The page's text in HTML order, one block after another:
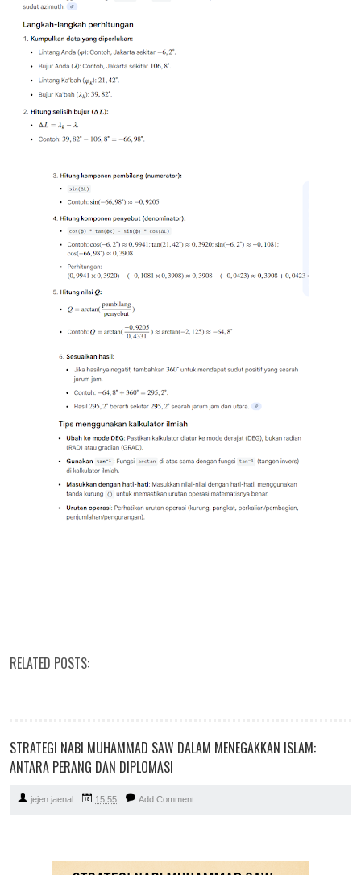
RELATED POSTS:
STRATEGI NABI MUHAMMAD SAW DALAM MENEGAKKAN ISLAM:
ANTARA PERANG DAN DIPLOMASI
jejen jaenal 15.55 Add Comment